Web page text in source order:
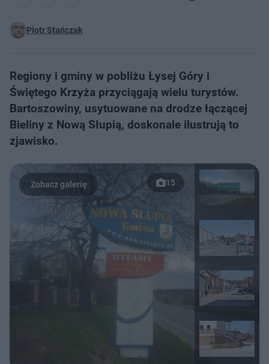
Piotr Stańczak
Regiony i gminy w pobliżu Łysej Góry i
Świętego Krzyża przyciągają wielu turystów.
Bartoszowiny, usytuowane na drodze łączącej
Bieliny z Nową Słupią, doskonale ilustrują to
zjawisko.
15